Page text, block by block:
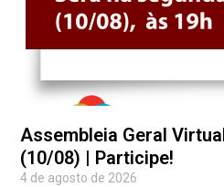
Assembleia Geral
(10/08) | Participe!
4 de agosto de 2026